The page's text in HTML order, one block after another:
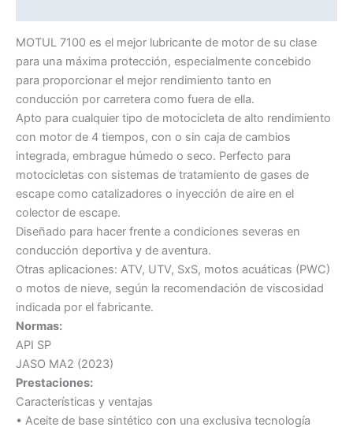
MOTUL 7100 es el mejor lubricante de motor de su clase
para una máxima protección, especialmente concebido
para proporcionar el mejor rendimiento tanto en
conducción por carretera como fuera de ella.
Apto para cualquier tipo de motocicleta de alto rendimiento
con motor de 4 tiempos, con o sin caja de cambios
integrada, embrague húmedo o seco. Perfecto para
motocicletas con sistemas de tratamiento de gases de
escape como catalizadores o inyección de aire en el
colector de escape.
Diseñado para hacer frente a condiciones severas en
conducción deportiva y de aventura.
Otras aplicaciones: ATV, UTV, SxS, motos acuáticas (PWC)
o motos de nieve, según la recomendación de viscosidad
indicada por el fabricante.
Normas:
API SP
JASO MA2 (2023)
Prestaciones:
Características y ventajas
• Aceite de base sintético con una exclusiva tecnología